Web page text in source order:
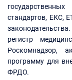
стандартов, ЕКС,
регистр
Роскомнадзор,
программу для
ФРДО.